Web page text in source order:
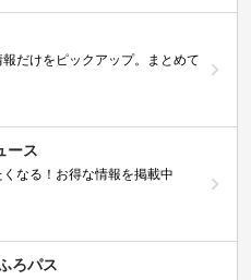
だけをピックアップ。まとめて
ース
なる！お得な情報を掲載中
ろパス